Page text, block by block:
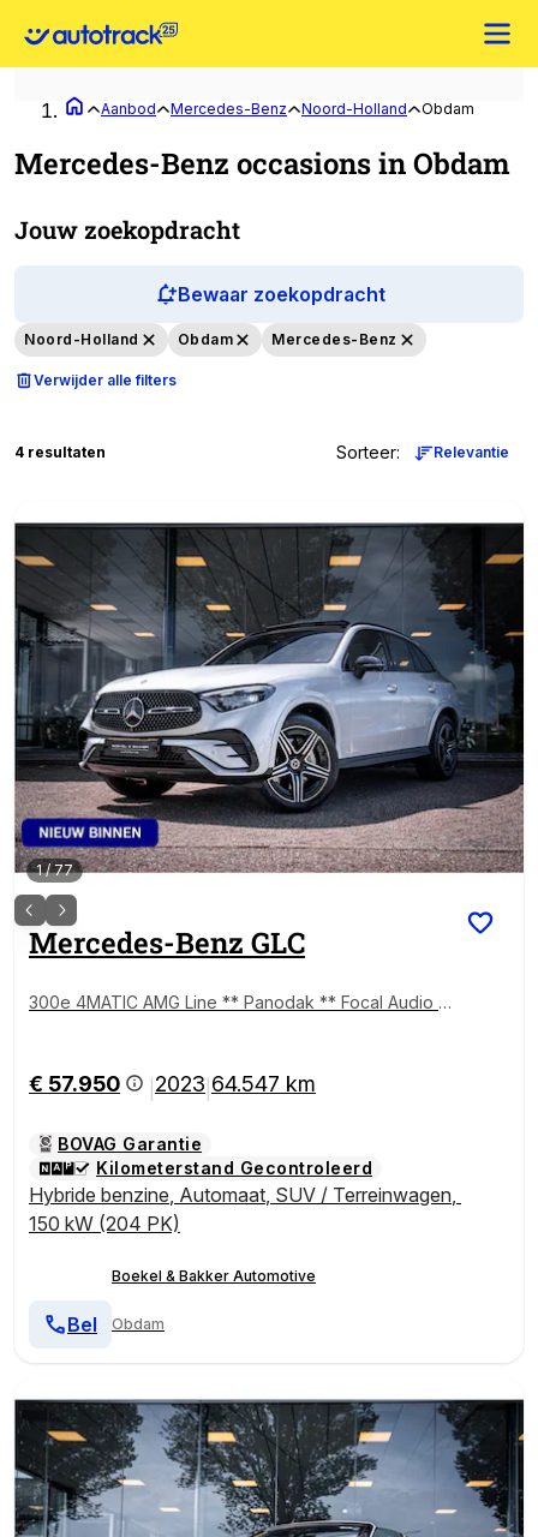
Aanbod Mercedes-Benz Noord-Holland Obdam
Mercedes-Benz occasions in Obdam
Jouw zoekopdracht
Bewaar zoekopdracht
Noord-Holland Obdam Mercedes-Benz
Verwijder alle filters
4 resultaten Sorteer: Relevantie
1/77
Mercedes-Benz GLC
300e 4MATIC AMG Line ** Panodak ** Focal Audio *
€ 57.950 2023 64.547 km
BOVAG Garantie
Kilometerstand Gecontroleerd
Hybride benzine, Automaat, SUV / Terreinwagen,
150 kW (204 PK)
Boekel & Bakker Automotive
Obdam
Bel